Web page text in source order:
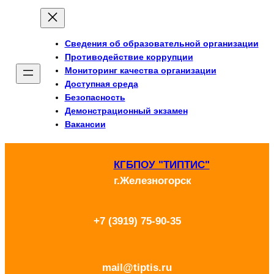
Перейти
содержимому
Сведения об образовательной организации
Противодействие коррупции
Мониторинг качества организации
Доступная среда
Безопасность
Демонстрационный экзамен
Вакансии
КГБПОУ "ТИПТИС"
г.Железногорск
+7 (3919) 75-90-35
mail@tiptis.ru